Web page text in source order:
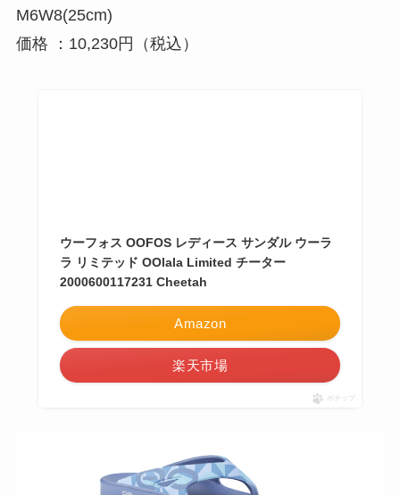
M6W8(25cm)
価格 ：10,230円（税込）
ウーフォス OOFOS レディース サンダル ウーラ
ラ リミテッド OOlala Limited チーター
2000600117231 Cheetah
Amazon
楽天市場
ポチップ